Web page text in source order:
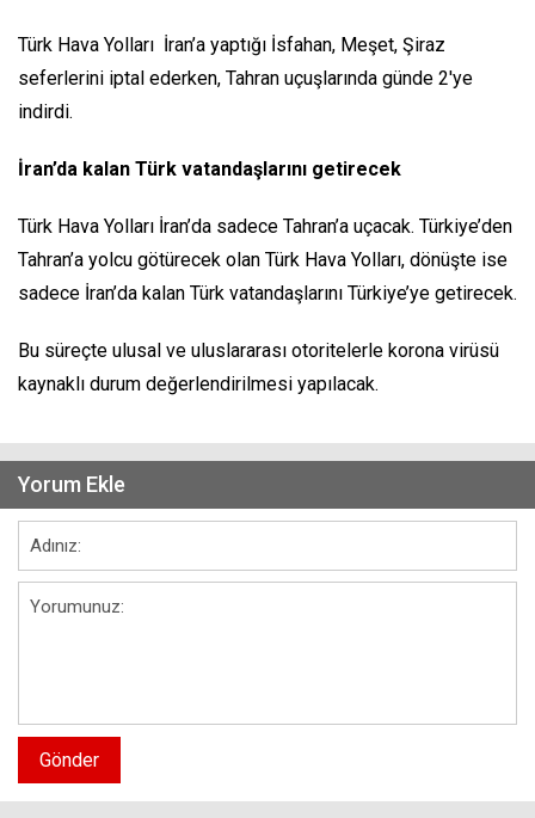
Türk Hava Yolları İran’a yaptığı İsfahan, Meşet, Şiraz
seferlerini iptal ederken, Tahran uçuşlarında günde 2'ye
indirdi.
İran’da kalan Türk vatandaşlarını getirecek
Türk Hava Yolları İran’da sadece Tahran’a uçacak. Türkiye’den
Tahran’a yolcu götürecek olan Türk Hava Yolları, dönüşte ise
sadece İran’da kalan Türk vatandaşlarını Türkiye’ye getirecek.
Bu süreçte ulusal ve uluslararası otoritelerle korona virüsü
kaynaklı durum değerlendirilmesi yapılacak.
Yorum Ekle
Gönder